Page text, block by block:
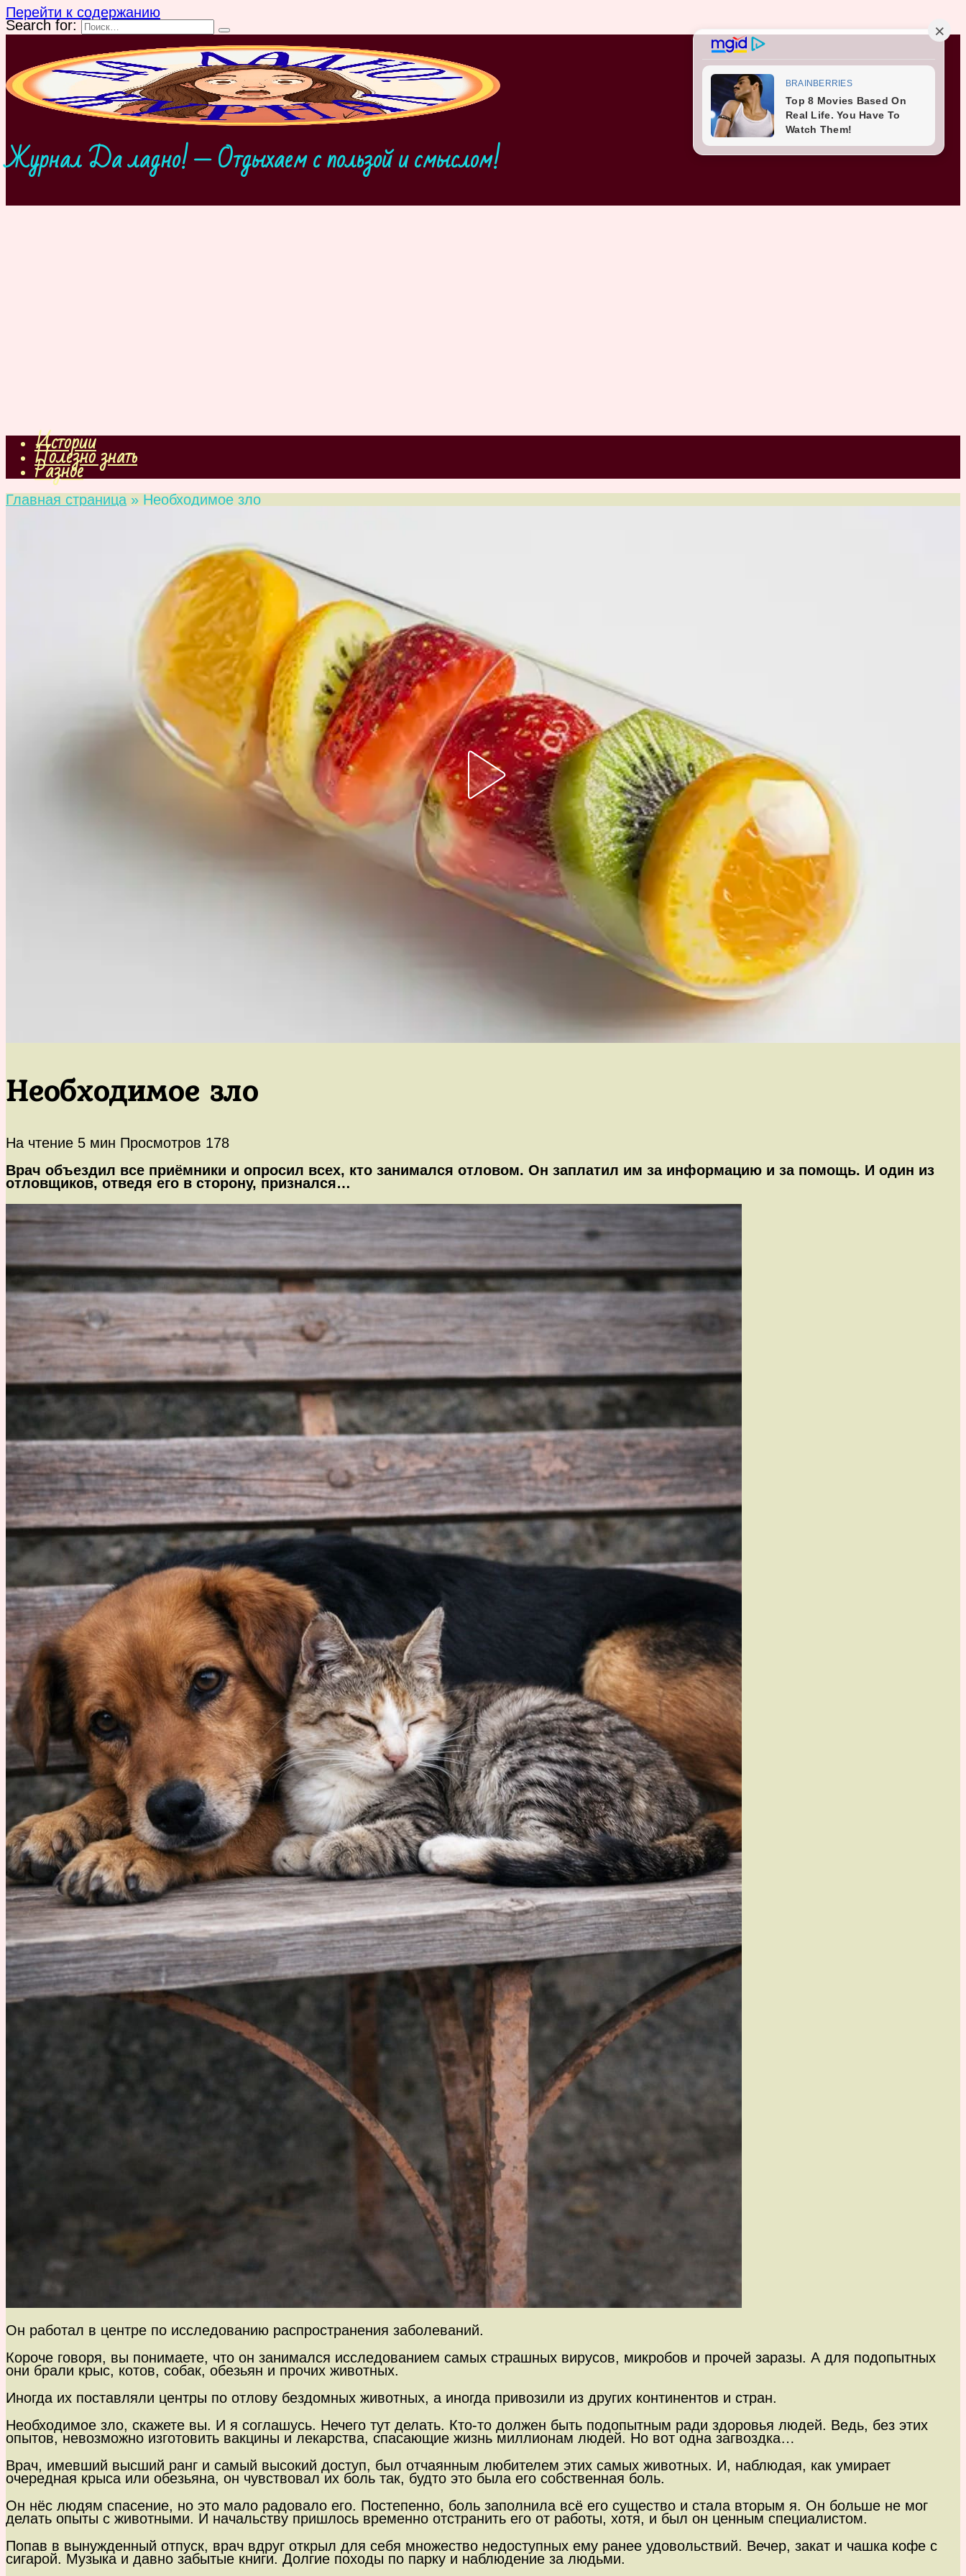
Перейти к содержанию
Search for:
Журнал Да ладно! — Отдыхаем с пользой и смыслом!
Истории
Полезно знать
Разное
Главная страница » Необходимое зло
Необходимое зло
На чтение 5 мин Просмотров 178
Врач объездил все приёмники и опросил всех, кто занимался отловом. Он заплатил им за информацию и за помощь. И один из
отловщиков, отведя его в сторону, признался…
Он работал в центре по исследованию распространения заболеваний.
Короче говоря, вы понимаете, что он занимался исследованием самых страшных вирусов, микробов и прочей заразы. А для подопытных
они брали крыс, котов, собак, обезьян и прочих животных.
Иногда их поставляли центры по отлову бездомных животных, а иногда привозили из других континентов и стран.
Необходимое зло, скажете вы. И я соглашусь. Нечего тут делать. Кто-то должен быть подопытным ради здоровья людей. Ведь, без этих
опытов, невозможно изготовить вакцины и лекарства, спасающие жизнь миллионам людей. Но вот одна загвоздка…
Врач, имевший высший ранг и самый высокий доступ, был отчаянным любителем этих самых животных. И, наблюдая, как умирает
очередная крыса или обезьяна, он чувствовал их боль так, будто это была его собственная боль.
Он нёс людям спасение, но это мало радовало его. Постепенно, боль заполнила всё его существо и стала вторым я. Он больше не мог
делать опыты с животными. И начальству пришлось временно отстранить его от работы, хотя, и был он ценным специалистом.
Попав в вынужденный отпуск, врач вдруг открыл для себя множество недоступных ему ранее удовольствий. Вечер, закат и чашка кофе с
сигарой. Музыка и давно забытые книги. Долгие походы по парку и наблюдение за людьми.